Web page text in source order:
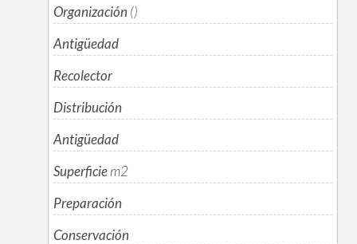
Organización ()
Antigüedad
Recolector
Distribución
Antigüedad
Superficiem2
Preparación
Conservación